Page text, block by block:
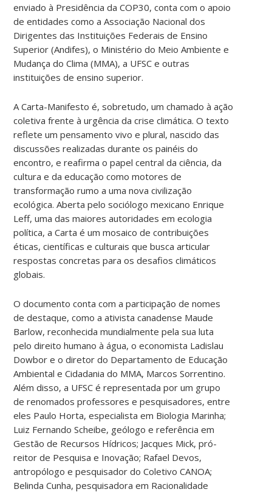
enviado à Presidência da COP30, conta com o apoio
de entidades como a Associação Nacional dos
Dirigentes das Instituições Federais de Ensino
Superior (Andifes), o Ministério do Meio Ambiente e
Mudança do Clima (MMA), a UFSC e outras
instituições de ensino superior.
A Carta-Manifesto é, sobretudo, um chamado à ação
coletiva frente à urgência da crise climática. O texto
reflete um pensamento vivo e plural, nascido das
discussões realizadas durante os painéis do
encontro, e reafirma o papel central da ciência, da
cultura e da educação como motores de
transformação rumo a uma nova civilização
ecológica. Aberta pelo sociólogo mexicano Enrique
Leff, uma das maiores autoridades em ecologia
política, a Carta é um mosaico de contribuições
éticas, científicas e culturais que busca articular
respostas concretas para os desafios climáticos
globais.
O documento conta com a participação de nomes
de destaque, como a ativista canadense Maude
Barlow, reconhecida mundialmente pela sua luta
pelo direito humano à água, o economista Ladislau
Dowbor e o diretor do Departamento de Educação
Ambiental e Cidadania do MMA, Marcos Sorrentino.
Além disso, a UFSC é representada por um grupo
de renomados professores e pesquisadores, entre
eles Paulo Horta, especialista em Biologia Marinha;
Luiz Fernando Scheibe, geólogo e referência em
Gestão de Recursos Hídricos; Jacques Mick, pró-
reitor de Pesquisa e Inovação; Rafael Devos,
antropólogo e pesquisador do Coletivo CANOA;
Belinda Cunha, pesquisadora em Racionalidade